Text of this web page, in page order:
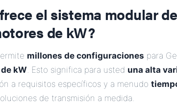
el sistema modular
de kW?
millones de configuraciones para
kW. Esto significa para usted una alta
a requisitos específicos y a menudo
de transmisión a medida.